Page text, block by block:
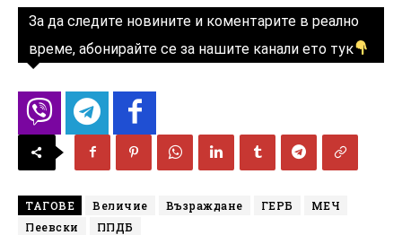
За да следите новините и коментарите в реално
време, абонирайте се за нашите канали ето тук
ТАГОВЕ Величие Възраждане ГЕРБ
МЕЧ
Пеевски
ППДБ